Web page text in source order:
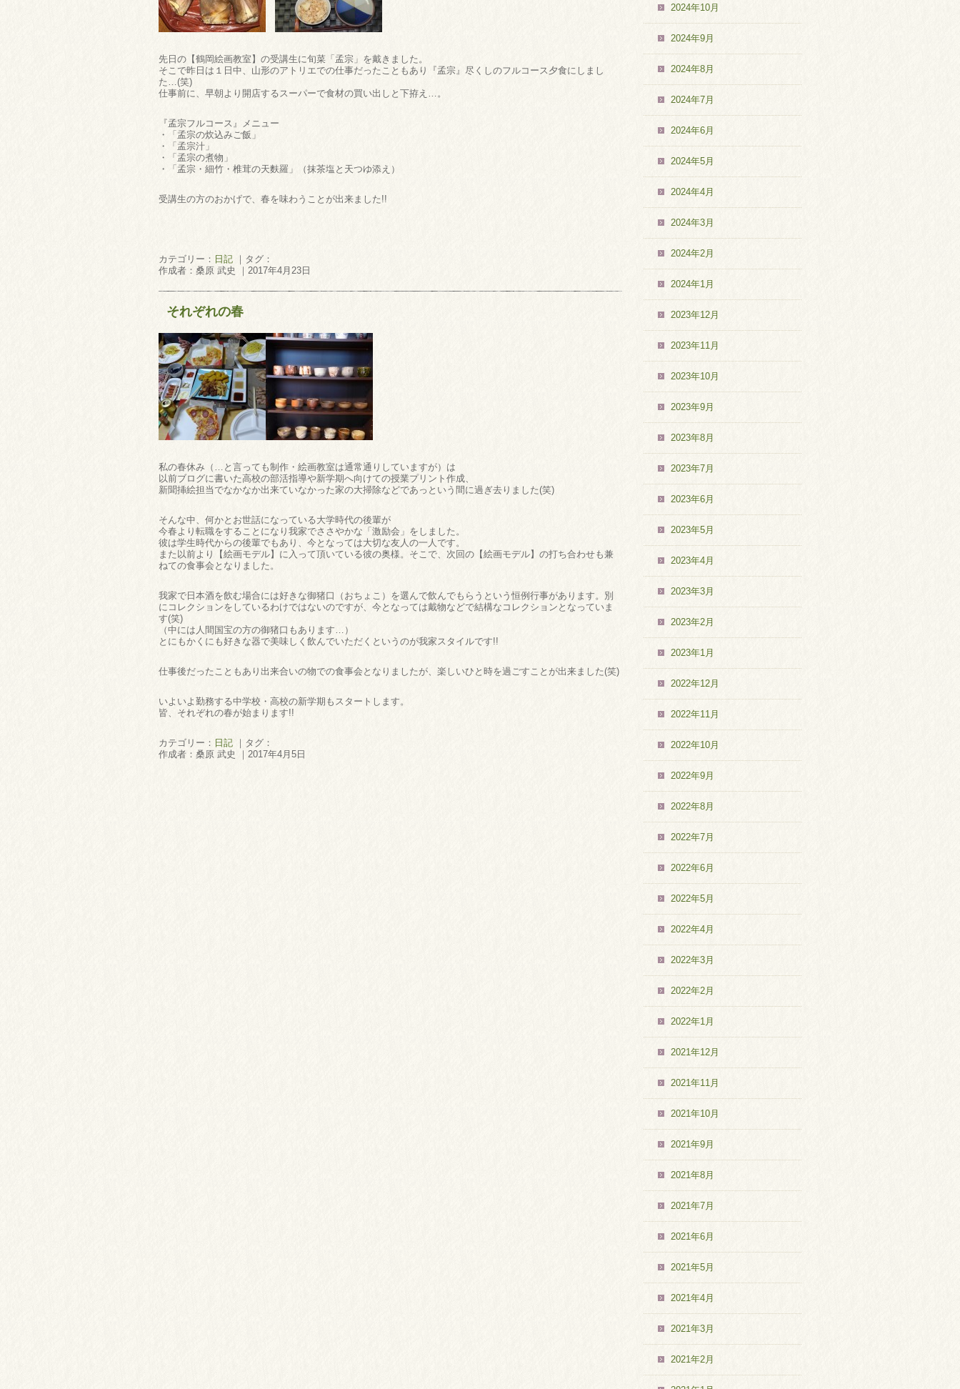
先日の【鶴岡絵画教室】の受講生に旬菜「孟宗」を戴きました。
そこで昨日は１日中、山形のアトリエでの仕事だったこともあり『孟宗』尽くしのフルコース夕食にしまし
た…(笑)
仕事前に、早朝より開店するスーパーで食材の買い出しと下拵え…。
『孟宗フルコース』メニュー
・「孟宗の炊込みご飯」
・「孟宗汁」
・「孟宗の煮物」
・「孟宗・細竹・椎茸の天麩羅」（抹茶塩と天つゆ添え）
受講生の方のおかげで、春を味わうことが出来ました!!
カテゴリー： 日記 ｜タグ：
作成者：桑原 武史 ｜2017年4月23日
それぞれの春
私の春休み（…と言っても制作・絵画教室は通常通りしていますが）は
以前ブログに書いた高校の部活指導や新学期へ向けての授業プリント作成、
新聞挿絵担当でなかなか出来ていなかった家の大掃除などであっという間に過ぎ去りました(笑)
そんな中、何かとお世話になっている大学時代の後輩が
今春より転職をすることになり我家でささやかな「激励会」をしました。
彼は学生時代からの後輩でもあり、今となっては大切な友人の一人です。
また以前より【絵画モデル】に入って頂いている彼の奥様。そこで、次回の【絵画モデル】の打ち合わせも兼
ねての食事会となりました。
我家で日本酒を飲む場合には好きな御猪口（おちょこ）を選んで飲んでもらうという恒例行事があります。別
にコレクションをしているわけではないのですが、今となっては戴物などで結構なコレクションとなっていま
す(笑)
（中には人間国宝の方の御猪口もあります…）
とにもかくにも好きな器で美味しく飲んでいただくというのが我家スタイルです!!
仕事後だったこともあり出来合いの物での食事会となりましたが、楽しいひと時を過ごすことが出来ました(笑)
いよいよ勤務する中学校・高校の新学期もスタートします。
皆、それぞれの春が始まります!!
カテゴリー： 日記 ｜タグ：
作成者：桑原 武史 ｜2017年4月5日
2024年10月
2024年9月
2024年8月
2024年7月
2024年6月
2024年5月
2024年4月
2024年3月
2024年2月
2024年1月
2023年12月
2023年11月
2023年10月
2023年9月
2023年8月
2023年7月
2023年6月
2023年5月
2023年4月
2023年3月
2023年2月
2023年1月
2022年12月
2022年11月
2022年10月
2022年9月
2022年8月
2022年7月
2022年6月
2022年5月
2022年4月
2022年3月
2022年2月
2022年1月
2021年12月
2021年11月
2021年10月
2021年9月
2021年8月
2021年7月
2021年6月
2021年5月
2021年4月
2021年3月
2021年2月